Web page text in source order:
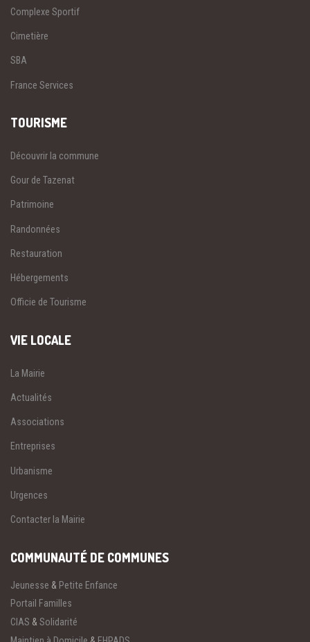
Complexe Sportif
Cimetière
SBA
France Services
TOURISME
Découvrir la commune
Gour de Tazenat
Patrimoine
Randonnées
Restauration
Hébergements
Officie de Tourisme
VIE LOCALE
La Mairie
Actualités
Associations
Entreprises
Urbanisme
Urgences
Contacter la Mairie
COMMUNAUTÉ DE COMMUNES
Jeunesse & Petite Enfance
Portail Familles
CIAS &Solidarité